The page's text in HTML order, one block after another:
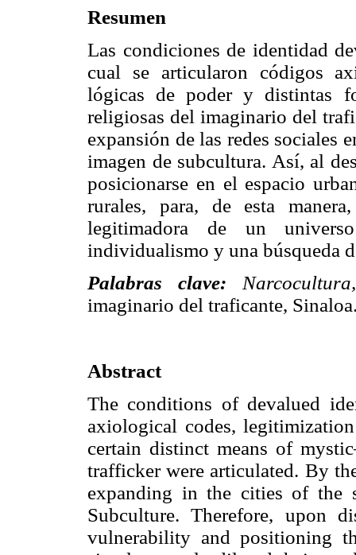
Resumen
Las condiciones de identidad
cual se articularon códigos
lógicas de poder y distintas
religiosas del imaginario del
expansión de las redes sociales
imagen de subcultura. Así, al
posicionarse en el espacio
rurales, para, de esta
legitimadora de un
individualismo y una búsqueda
Palabras clave:
imaginario del traficante,
Abstract
The conditions of devalued
axiological codes,
certain distinct means of
trafficker were articulated. By
expanding in the cities of the
Subculture. Therefore, upon
vulnerability and positioning